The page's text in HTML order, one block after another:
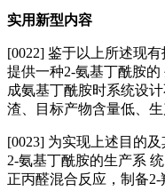
实用新型内容
[0022] 鉴于以上所述现
提供一种2-氨基丁酰胺
成氨基丁酰胺时系统设
渣、目标产物含量低、生
[0023] 为实现上述目的
2-氨基丁酰胺的生产系
正丙醛混合反应，制备2-